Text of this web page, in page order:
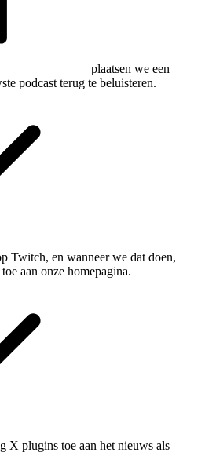
plaatsen we een
podcast terug te beluisteren.
Twitch, en wanneer we dat doen,
aan onze homepagina.
X plugins toe aan het nieuws als